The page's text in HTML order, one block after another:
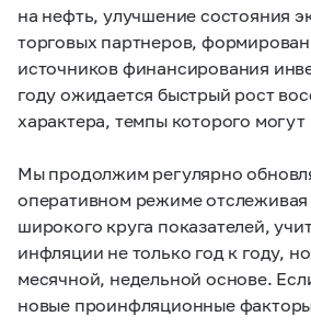
на нефть, улучшение состояния
торговых партнеров,
источников финансирования
году ожидается быстрый рост
характера, темпы которого могут
Мы продолжим регулярно
оперативном режиме
широкого круга показателей,
инфляции не только год к году,
месячной, недельной основе.
новые проинфляционные